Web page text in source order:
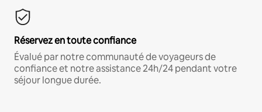
Réservez en toute confiance
Évalué par notre communauté de voyageurs de
confiance et notre assistance 24h/24 pendant votre
séjour longue durée.